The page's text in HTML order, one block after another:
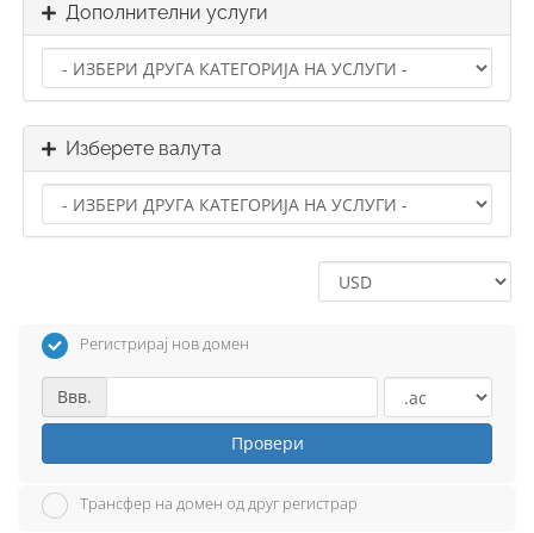
Дополнителни услуги
Изберете валута
Регистрирај нов домен
Ввв.
Провери
Трансфер на домен од друг регистрар